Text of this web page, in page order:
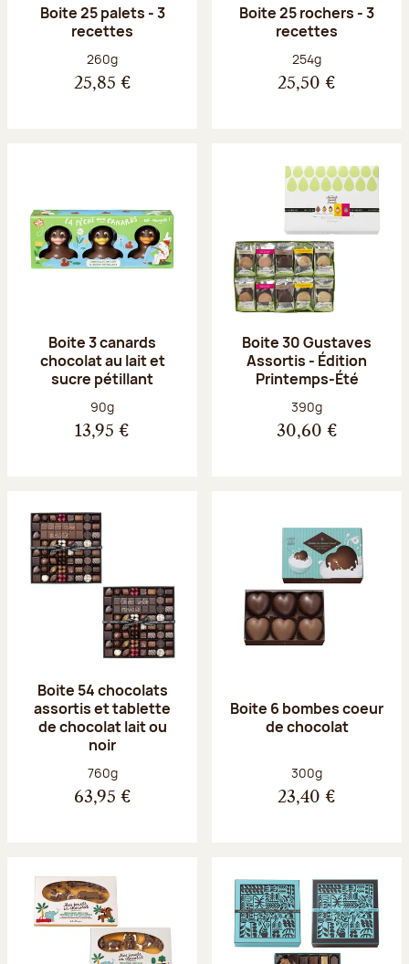
Boite 25 palets - 3
recettes
Poids net :
260g
25,85 €
Boite 25 rochers - 3
recettes
Poids net :
254g
25,50 €
Boite 3 canards
chocolat au lait et
sucre pétillant
Poids net :
90g
13,95 €
Boite 30 Gustaves
Assortis - Édition
Printemps-Été
Poids net :
390g
30,60 €
Boite 54 chocolats
assortis et tablette
de chocolat lait ou
noir
Poids net :
760g
63,95 €
Boite 6 bombes coeur
de chocolat
Poids net :
300g
23,40 €